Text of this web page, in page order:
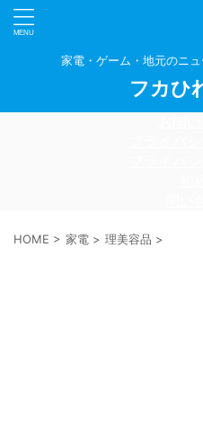
家電・ゲーム・地元のニ
フカひ
HOME > 家電 > 理美容品 >